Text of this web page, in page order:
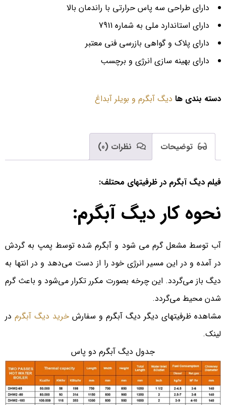
دارای طراحی سه پاس حرارتی با راندمان بالا
دارای استاندارد ملی به شماره 7911
دارای پلاک و گواهی بازرسی فنی معتبر
دارای بهینه سازی انرژی و برچسب
دسته بندی ها دیگ آبگرم و بویلر آبداغ
توضیحات نظرات (0)
فیلم دیگ آبگرم در ظرفیتهای محتلف:
نحوه کار دیگ آبگرم:
آب توسط مشعل گرم می شود و آبگرم شده توسط پمپ به گردش
در آمده و در این مسیر انرژی خود را از دست می‌دهد و در انتها به
دیگ باز می‌گردد. این چرخه بصورت مکرر تکرار می‌شود و باعث گرم
شدن محیط می‌گردد.
مشاهده ظرفیتهای دیگر دیگ آبگرم و سفارش خرید دیگ آبگرم در
لینک.
جدول دیگ آبگرم دو پاس